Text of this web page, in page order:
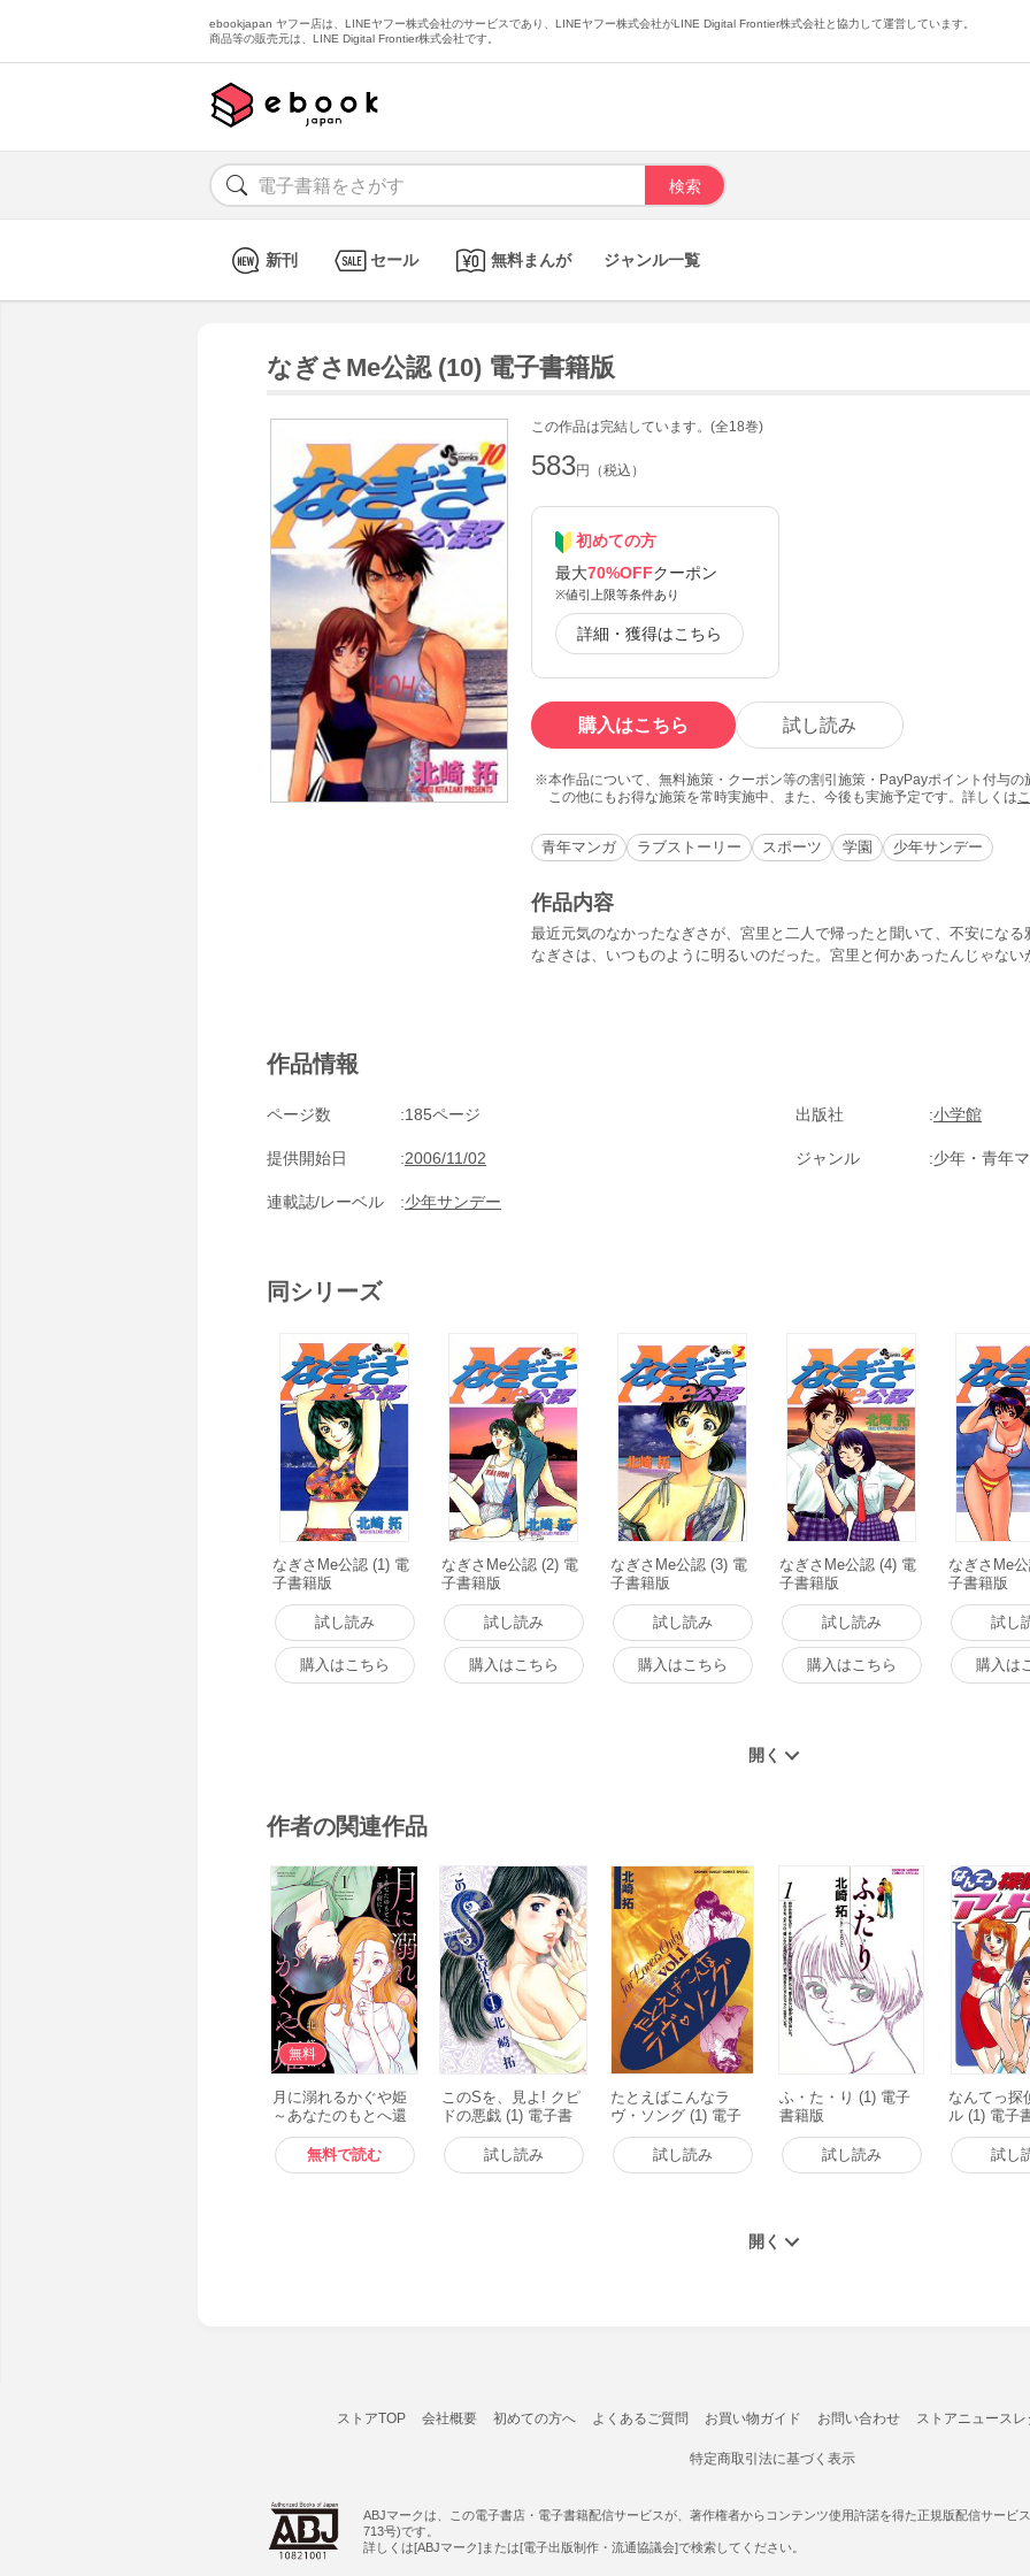
ebookjapan ヤフー店は、LINEヤフー株式会社のサービスであり、LINEヤフー株式会社がLINE Digital Frontier株式会社と協力して運営しています。
商品等の販売元は、LINE Digital Frontier株式会社です。
新刊 セール 無料まんが ジャンル一覧
なぎさMe公認 (10) 電子書籍版
この作品は完結しています。(全18巻)
583円（税込）
初めての方
最大70%OFFクーポン
※値引上限等条件あり
詳細・獲得はこちら
購入はこちら 試し読み
本作品について、無料施策・クーポン等の割引施策・PayPayポイント付与
この他にもお得な施策を常時実施中、また、今後も実施予定です。詳しくは
青年マンガ ラブストーリー スポーツ 学園 少年サンデー
作品内容
最近元気のなかったなぎさが、宮里と二人で帰ったと聞いて、不安にな
なぎさは、いつものように明るいのだった。宮里と何かあったんじゃな
作品情報
ページ数 185ページ 出版社 小学館
提供開始日 2006/11/02 ジャンル 少年・青年
連載誌/レーベル 少年サンデー
同シリーズ
なぎさMe公認 (1) 電
子書籍版
試し読み
購入はこちら
なぎさMe公認 (2) 電
子書籍版
試し読み
購入はこちら
なぎさMe公認 (3) 電
子書籍版
試し読み
購入はこちら
なぎさMe公認 (4) 電
子書籍版
試し読み
購入はこちら
なぎさMe
子書籍版
試し
購入は
作者の関連作品
無料
月に溺れるかぐや姫
～あなたのもとへ還
る前に～ (1) 電子書
籍版
無料で読む
このSを、見よ! クピ
ドの悪戯 (1) 電子書
籍版
試し読み
たとえばこんなラ
ヴ・ソング (1) 電子
書籍版
試し読み
ふ・た・り (1) 電子
書籍版
試し読み
なんてっ探
ル (1) 電子
試し
ストアTOP 会社概要 初めての方へ よくあるご質問 お買い物ガイド お問い合わせ ストアニュースレ
特定商取引法に基づく表示
ABJマークは、この電子書店・電子書籍配信サービスが、著作権者からコンテンツ使用許諾を得た正規版配信サービ
713号)です。
詳しくは[ABJマーク]または[電子出版制作・流通協議会]で検索してください。